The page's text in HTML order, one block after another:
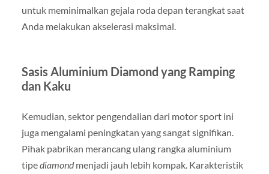
untuk meminimalkan gejala roda depan terangkat saat
Anda melakukan akselerasi maksimal.
Sasis Aluminium Diamond yang Ramping
dan Kaku
Kemudian, sektor pengendalian dari motor sport ini
juga mengalami peningkatan yang sangat signifikan.
Pihak pabrikan merancang ulang rangka aluminium
tipediamondmenjadi jauh lebih kompak. Karakteristik